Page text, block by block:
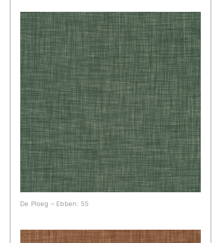
De Ploeg – Ebben: 55
De Ploeg – Ebben: 55